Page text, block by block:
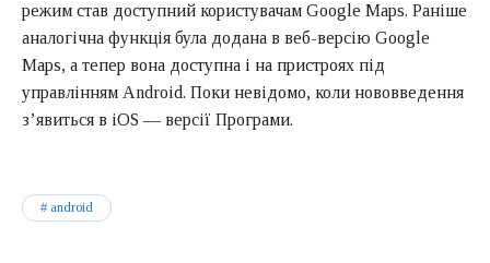
режим став доступний користувачам Google Maps. Раніше
аналогічна функція була додана в веб-версію Google
Maps, а тепер вона доступна і на пристроях під
управлінням Android. Поки невідомо, коли нововведення
з’явиться в iOS — версії Програми.
android